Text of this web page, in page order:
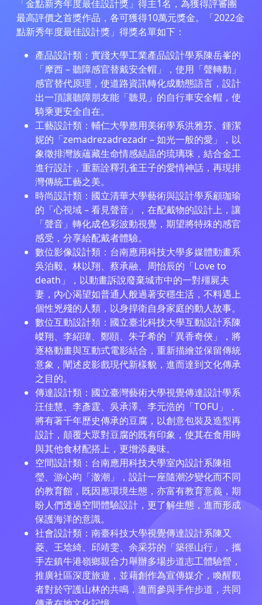
「金點新秀年度最佳設計獎」得主1名，為獲得評審團
最高評價之首獎作品，各可獲得10萬元獎金。「2022金
點新秀年度最佳設計獎」得獎名單如下：
產品設計類：實踐大學工業產品設計學系陳岳峯的
「摩西 – 聽障感官替戴安全帽」，使用「聲轉動」
感官替代原理，使道路資訊轉化成動態語言，設計
出一頂讓聽障朋友能「聽見」的自行車安全帽，使
騎乘更安全自在。
工藝設計類：輔仁大學應用美術學系洪雅芬、鍾潔
妮的「zemadrezadrezadr – 如光一般的愛」，以
象徵排灣族蘊藏生命情感結晶的琉璃珠，結合金工
進行設計，重新詮釋孔雀王子的愛情神話，再現排
灣傳統工藝之美。
時尚設計類：國立清華大學藝術與設計學系顧珈瑜
的「心視域 – 看見聲音」，在配戴物的設計上，讓
「聲音」轉化成色彩波動視覺，期望將特殊的感官
感受，分享給配戴者體驗。
數位影像設計類：台南應用科技大學多媒體動畫系
吳泊毅、林以翔、蔡承融、周怡辰的「Love to
death」，以動畫訴說廢棄城市中的一對殭屍夫
妻，內心渴望如普通人般過著安穩生活，不料遇上
個性兇殘的人類，以身捍衛自身家庭的動人故事。
數位互動設計類：國立臺北科技大學互動設計系陳
嵥翔、李紹瑋、鄭頤、朱子希的「異香奇俠」，將
逐格動畫與互動式電影結合，重新描繪並保留傳統
意象，闡述皮影戲現代新樣貌，進而達到文化傳承
之目的。
傳達設計類：國立臺灣藝術大學視覺傳達設計學系
汪佳慧、李彥霆、吳承澤、李元浩的「TOFU」，
將有著千年歷史傳承的豆腐，以創意包裝及造型再
設計，顛覆大眾對豆腐的既有印象，使其在食用時
與其他食材配搭上，更增添趣味。
空間設計類：台南應用科技大學室內設計系陳祖
瑩、游心昀「澈潮」，設計一座隨潮汐變化而不同
的教育館，既因應環境生態，亦富有教育意義，期
盼人們透過空間體驗設計，更了解生態，進而形成
保護海洋的意識。
社會設計類：南臺科技大學視覺傳達設計系陳又
菱、王埝綺、邱靖雯、余采芬的「築徑山行」，攜
手左鎮牛港嶺鄉親合力舉辦多場步道志工體驗營，
推廣社區深度旅遊，並藉創作為宣傳媒介，喚醒觀
者對於守護山林的共鳴，進而參與手作步道，共同